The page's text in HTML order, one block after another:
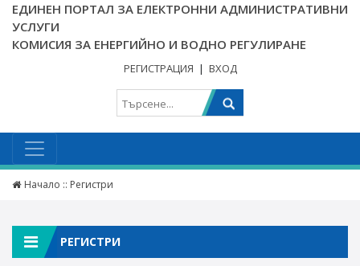
ЕДИНЕН ПОРТАЛ ЗА ЕЛЕКТРОННИ АДМИНИСТРАТИВНИ
УСЛУГИ
КОМИСИЯ ЗА ЕНЕРГИЙНО И ВОДНО РЕГУЛИРАНЕ
РЕГИСТРАЦИЯ | ВХОД
Начало :: Регистри
РЕГИСТРИ